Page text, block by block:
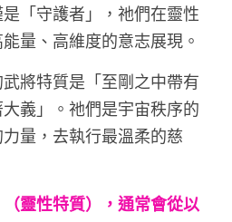
「守護者」，祂們在靈性
量、高維度的意志展現。
將特質是「至剛之中帶有
義」。祂們是宇宙秩序的
量，去執行最溫柔的慈
靈性特質），通常會從以